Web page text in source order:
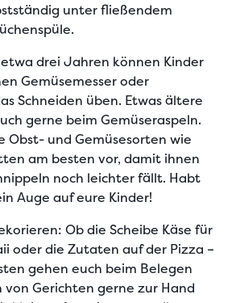
unter fließendem
drei Jahren können Kinder
Gemüsemesser oder
Schneiden üben. Etwas ältere
gerne beim Gemüseraspeln.
Obst- und Gemüsesorten wie
am besten vor, damit ihnen
noch leichter fällt. Habt
Auge auf eure Kinder!
Ob die Scheibe Käse für
oder die Zutaten auf der Pizza –
gehen euch beim Belegen
von Gerichten gerne zur Hand